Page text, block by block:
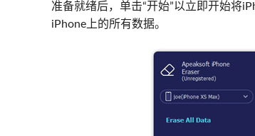
准备就绪后，单击“开始”以立即开始将
iPhone上的所有数据。